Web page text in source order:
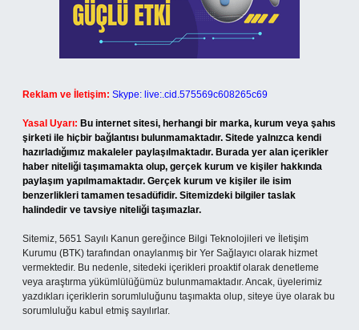
Reklam ve İletişim: Skype: live:.cid.575569c608265c69
Yasal Uyarı: Bu internet sitesi, herhangi bir marka, kurum veya şahıs
şirketi ile hiçbir bağlantısı bulunmamaktadır. Sitede yalnızca kendi
hazırladığımız makaleler paylaşılmaktadır. Burada yer alan içerikler
haber niteliği taşımamakta olup, gerçek kurum ve kişiler hakkında
paylaşım yapılmamaktadır. Gerçek kurum ve kişiler ile isim
benzerlikleri tamamen tesadüfidir. Sitemizdeki bilgiler taslak
halindedir ve tavsiye niteliği taşımazlar.
Sitemiz, 5651 Sayılı Kanun gereğince Bilgi Teknolojileri ve İletişim
Kurumu (BTK) tarafından onaylanmış bir Yer Sağlayıcı olarak hizmet
vermektedir. Bu nedenle, sitedeki içerikleri proaktif olarak denetleme
veya araştırma yükümlülüğümüz bulunmamaktadır. Ancak, üyelerimiz
yazdıkları içeriklerin sorumluluğunu taşımakta olup, siteye üye olarak bu
sorumluluğu kabul etmiş sayılırlar.